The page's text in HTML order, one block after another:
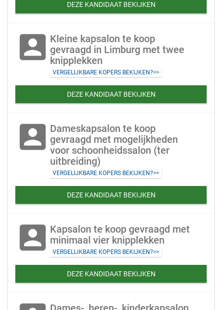
DEZE KANDIDAAT BEKIJKEN
account_box Kleine kapsalon te koop
gevraagd in Limburg met twee
knipplekken
VERGELIJKBARE KOPERS BEKIJKEN?>>
DEZE KANDIDAAT BEKIJKEN
account_box Dameskapsalon te koop
gevraagd met mogelijkheden
voor schoonheidssalon (ter
uitbreiding)
VERGELIJKBARE KOPERS BEKIJKEN?>>
DEZE KANDIDAAT BEKIJKEN
account_box Kapsalon te koop gevraagd met
minimaal vier knipplekken
VERGELIJKBARE KOPERS BEKIJKEN?>>
DEZE KANDIDAAT BEKIJKEN